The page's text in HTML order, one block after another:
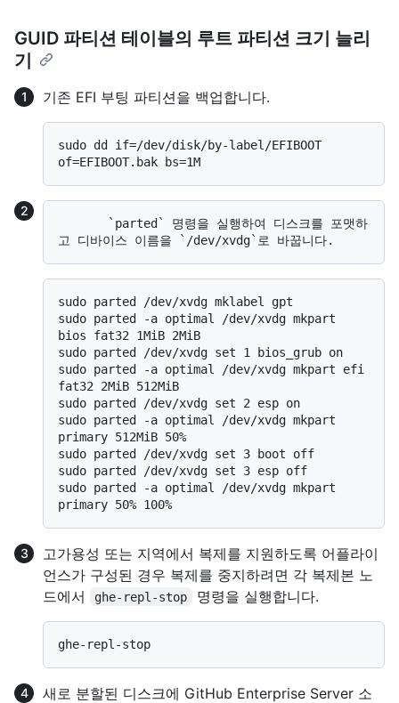
GUID 파티션 테이블의 루트 파티션 크기 늘리
기
기존 EFI 부팅 파티션을 백업합니다.
sudo dd if=/dev/disk/by-label/EFIBOOT
sudo parted /dev/xvdg mklabel gpt
sudo parted -a optimal /dev/xvdg mkpart
bios fat32 1MiB 2MiB
sudo parted /dev/xvdg set 1 bios_grub on
sudo parted -a optimal /dev/xvdg mkpart efi
fat32 2MiB 512MiB
sudo parted /dev/xvdg set 2 esp on
sudo parted -a optimal /dev/xvdg mkpart
primary 512MiB 50%
sudo parted /dev/xvdg set 3 boot off
sudo parted /dev/xvdg set 3 esp off
sudo parted -a optimal /dev/xvdg mkpart
고가용성 또는 지역에서 복제를 지원하도록 어플라이
언스가 구성된 경우 복제를 중지하려면 각 복제본 노
드에서
ghe-repl-stop 명령을 실행합니다.
새로 분할된 디스크에 GitHub Enterprise Server 소